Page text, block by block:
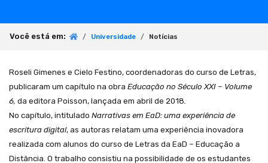
Você está em: Universidade Notícias
Roseli Gimenes e Cielo Festino, coordenadoras do curso de Letras,
publicaram um capítulo na obra Educação no Século XXI – Volume
6, da editora Poisson, lançada em abril de 2018.
No capítulo, intitulado Narrativas em EaD: uma experiência de
escritura digital, as autoras relatam uma experiência inovadora
realizada com alunos do curso de Letras da EaD – Educação a
Distância. O trabalho consistiu na possibilidade de os estudantes